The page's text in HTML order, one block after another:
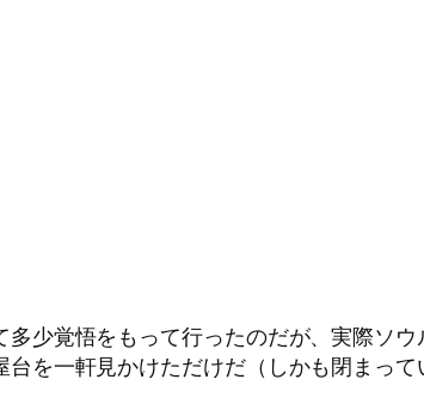
少覚悟をもって行ったのだが、実際ソウ
を一軒見かけただけだ（しかも閉まって